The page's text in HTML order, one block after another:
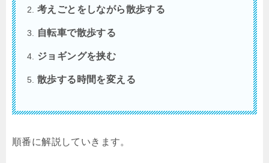
考えごとをしながら散歩する
自転車で散歩する
ジョギングを挟む
散歩する時間を変える
順番に解説していきます。